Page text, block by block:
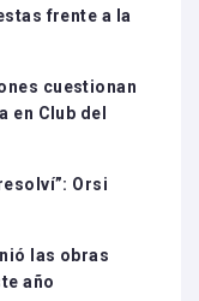
frente a la
cuestionan
en Club del
Orsi
las obras
año